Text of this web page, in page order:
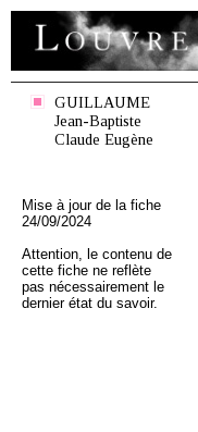
GUILLAUME
Jean-Baptiste
Claude Eugène
Mise à jour de la fiche
24/09/2024
Attention, le contenu de
cette fiche ne reflète
pas nécessairement le
dernier état du savoir.